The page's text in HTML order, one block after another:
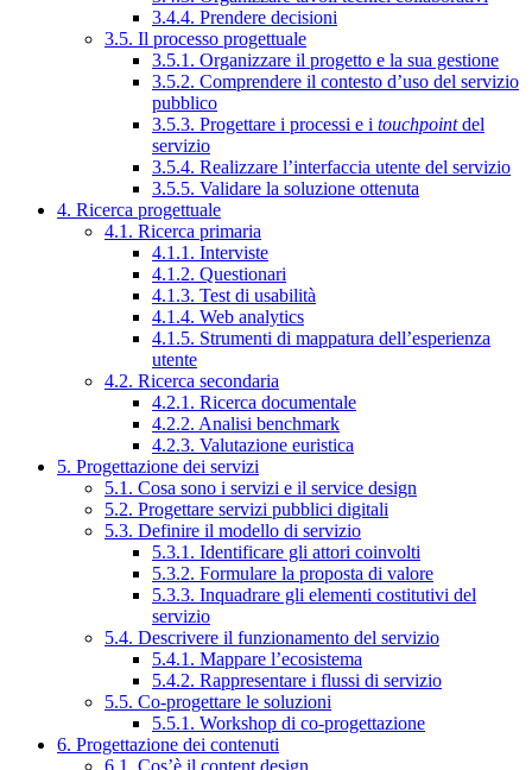
3.4.4. Prendere decisioni
3.5. Il processo progettuale
3.5.1. Organizzare il progetto e la sua gestione
3.5.2. Comprendere il contesto d’uso del servizio
pubblico
3.5.3. Progettare i processi e i touchpointdel
servizio
3.5.4. Realizzare l’interfaccia utente del servizio
3.5.5. Validare la soluzione ottenuta
4. Ricerca progettuale
4.1. Ricerca primaria
4.1.1. Interviste
4.1.2. Questionari
4.1.3. Test di usabilità
4.1.4. Web analytics
4.1.5. Strumenti di mappatura dell’esperienza
utente
4.2. Ricerca secondaria
4.2.1. Ricerca documentale
4.2.2. Analisi benchmark
4.2.3. Valutazione euristica
5. Progettazione dei servizi
5.1. Cosa sono i servizi e il service design
5.2. Progettare servizi pubblici digitali
5.3. Definire il modello di servizio
5.3.1. Identificare gli attori coinvolti
5.3.2. Formulare la proposta di valore
5.3.3. Inquadrare gli elementi costitutivi del
servizio
5.4. Descrivere il funzionamento del servizio
5.4.1. Mappare l’ecosistema
5.4.2. Rappresentare i flussi di servizio
5.5. Co-progettare le soluzioni
5.5.1. Workshop di co-progettazione
6. Progettazione dei contenuti
6.1. Cos’è il content design